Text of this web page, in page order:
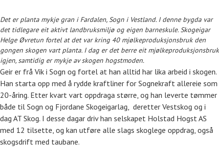
Det er planta mykje gran i Fardalen, Sogn i Vestland. I denne bygda var
det tidlegare eit aktivt landbruksmiljø og eigen barneskule. Skogeigar
Helge Øvretun fortel at det var kring 40 mjølkeproduksjonsbruk den
gongen skogen vart planta. I dag er det berre eit mjølkeproduksjonsbruk
igjen, samtidig er mykje av skogen hogstmoden.
Geir er frå Vik i Sogn og fortel at han alltid har lika arbeid i skogen.
Han starta opp med å rydde kraftliner for Sognekraft allereie som
20-åring. Etter kvart vart oppdraga større, og han leverte tømmer
både til Sogn og Fjordane Skogeigarlag, deretter Vestskog og i
dag AT Skog. I desse dagar driv han selskapet Holstad Hogst AS
med 12 tilsette, og kan utføre alle slags skoglege oppdrag, også
skogsdrift med taubane.